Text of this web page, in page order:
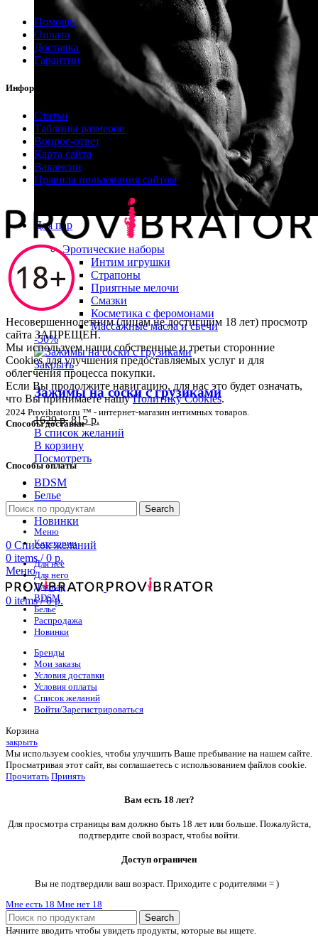
Для пар
Эротические наборы
Интим игрушки
Страпоны
Приятные мелочи
Смазки
Косметика с феромонами
Массажные масла и свечи
-50%
Закрыть
Зажимы на соски с грузиками
1629р. 815 р.
В список желаний
В корзину
Посмотреть
BDSM
Белье
Распродажа
Новинки
0 Список желаний
0 items / 0 р.
Меню
0 items / 0р.
Помощь
Оплата
Доставка
Гарантии
Информация
Статьи
Таблицы размеров
Вопрос-ответ
Карта сайта
Вакансии
Правила пользования сайтом
Несовершеннолетним (лицам не достигшим 18 лет) просмотр
сайта ЗАПРЕЩЕН.
Мы используем наши собственные и третьи сторонние
Cookies для улучшения предоставляемых услуг и для
облегчения процесса покупки.
Если Вы продолжите навигацию, для нас это будет означать,
что Вы принимаете нашуПолитику Cookies.
2024 Provibrator.ru ™ - интернет-магазин интимных товаров.
Способы доставки
Способы оплаты
Search
Меню
Категории
Для нее
Для него
Для пар
BDSM
Белье
Распродажа
Новинки
Бренды
Мои заказы
Условия доставки
Условия оплаты
Список желаний
Войти/Зарегистрироваться
Корзина
закрыть
Мы используем cookies, чтобы улучшить Ваше пребывание на нашем сайте.
Просматривая этот сайт, вы соглашаетесь с использованием файлов cookie.
Прочитать Принять
Вам есть 18 лет?
Для просмотра страницы вам должно быть 18 лет или больше. Пожалуйста,
подтвердите свой возраст, чтобы войти.
Доступ ограничен
Вы не подтвердили ваш возраст. Приходите с родителями = )
Мне есть 18 Мне нет 18
Search
Начните вводить чтобы увидеть продукты, которые вы ищете.